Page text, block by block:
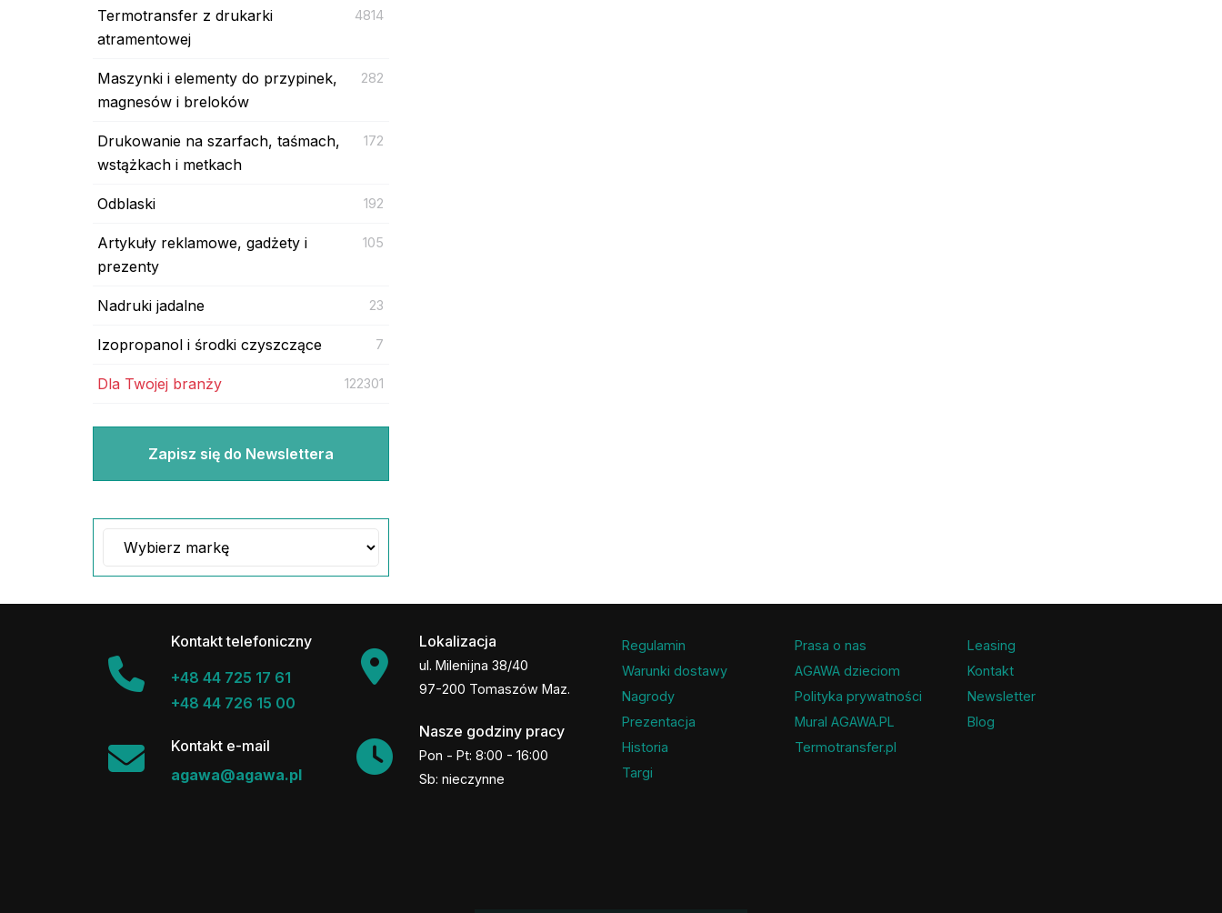
Termotransfer z drukarki
atramentowej
4814
Maszynki i elementy do przypinek,
magnesów i breloków
282
Drukowanie na szarfach, taśmach,
wstążkach i metkach
172
Odblaski 192
Artykuły reklamowe, gadżety i
prezenty
105
Nadruki jadalne 23
Izopropanol i środki czyszczące 7
Dla Twojej branży 122301
Zapisz się do Newslettera
Kontakt telefoniczny
+48 44 725 17 61
+48 44 726 15 00
Kontakt e-mail
agawa@agawa.pl
Lokalizacja
ul. Milenijna 38/40
97-200 Tomaszów Maz.
Nasze godziny pracy
Pon - Pt: 8:00 - 16:00
Sb: nieczynne
Regulamin
Warunki dostawy
Nagrody
Prezentacja
Historia
Targi
Prasa o nas
AGAWA dzieciom
Polityka prywatności
Mural AGAWA.PL
Termotransfer.pl
Leasing
Kontakt
Newsletter
Blog